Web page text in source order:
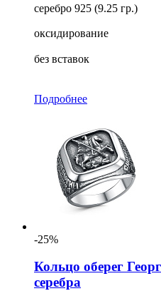
серебро 925 (9.25 гр.)
оксидирование
без вставок
Подробнее
-25%
Кольцо оберег
серебра